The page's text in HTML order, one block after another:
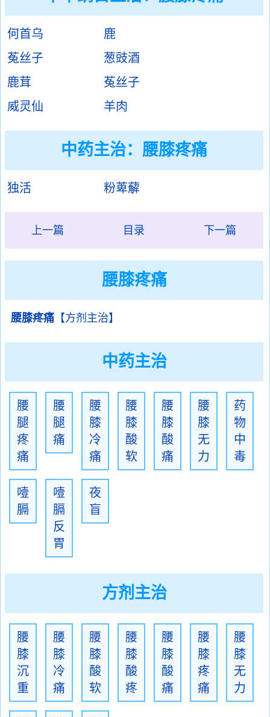
何首乌
鹿
菟丝子
葱豉酒
鹿茸
菟丝子
威灵仙
羊肉
中药主治：腰膝疼痛
独活 粉萆薢
上一篇 目录 下一篇
腰膝疼痛
腰膝疼痛 【方剂主治】
中药主治
腰
腿
疼
痛
腰
腿
痛
腰
膝
冷
痛
腰
膝
酸
软
腰
膝
酸
痛
腰
膝
无
力
药
物
中
毒
噎
膈
噎
膈
反
胃
夜
盲
方剂主治
腰
膝
沉
重
腰
膝
冷
痛
腰
膝
酸
软
腰
膝
酸
疼
腰
膝
酸
痛
腰
膝
疼
痛
腰
膝
无
力